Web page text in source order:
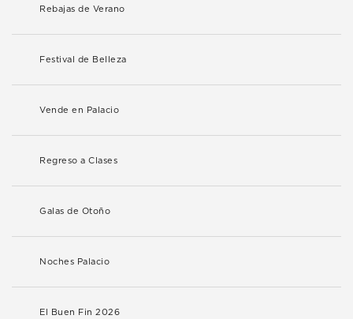
Rebajas de Verano
Festival de Belleza
Vende en Palacio
Regreso a Clases
Galas de Otoño
Noches Palacio
El Buen Fin 2026